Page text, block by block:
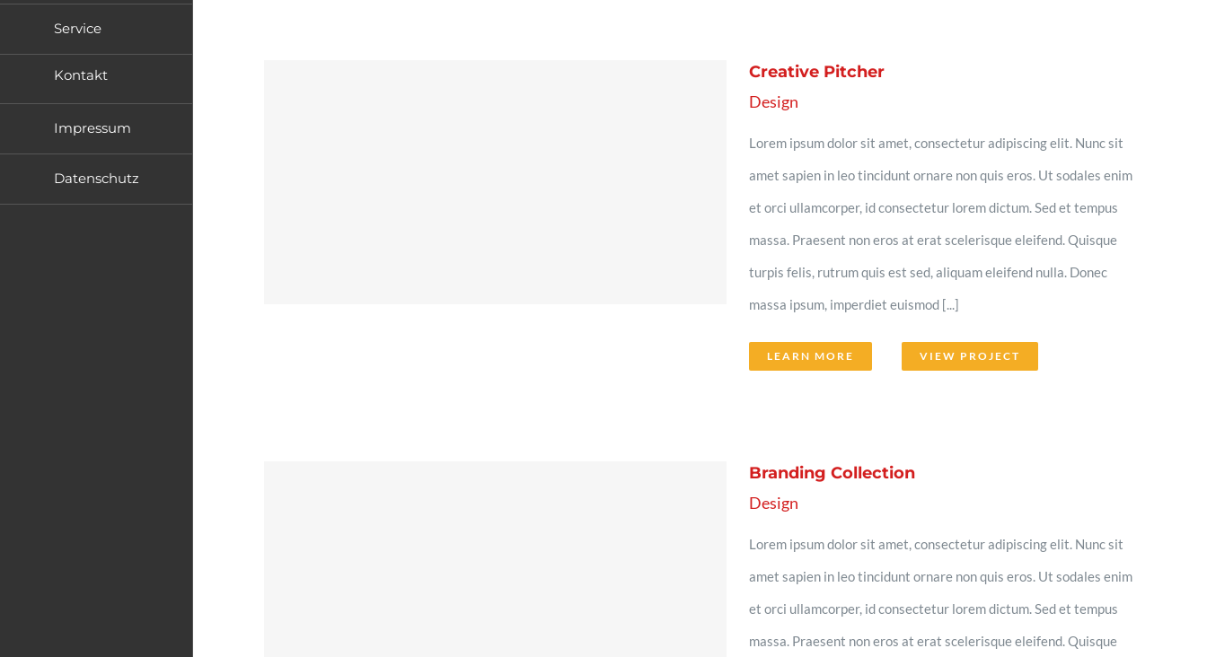
Service
Kontakt
Impressum
Datenschutz
Creative Pitcher
Design
Lorem ipsum dolor sit amet, consectetur adipiscing elit. Nunc sit
amet sapien in leo tincidunt ornare non quis eros. Ut sodales enim
et orci ullamcorper, id consectetur lorem dictum. Sed et tempus
massa. Praesent non eros at erat scelerisque eleifend. Quisque
turpis felis, rutrum quis est sed, aliquam eleifend nulla. Donec
massa ipsum, imperdiet euismod [...]
LEARN MORE VIEW PROJECT
Branding Collection
Design
Lorem ipsum dolor sit amet, consectetur adipiscing elit. Nunc sit
amet sapien in leo tincidunt ornare non quis eros. Ut sodales enim
et orci ullamcorper, id consectetur lorem dictum. Sed et tempus
massa. Praesent non eros at erat scelerisque eleifend. Quisque